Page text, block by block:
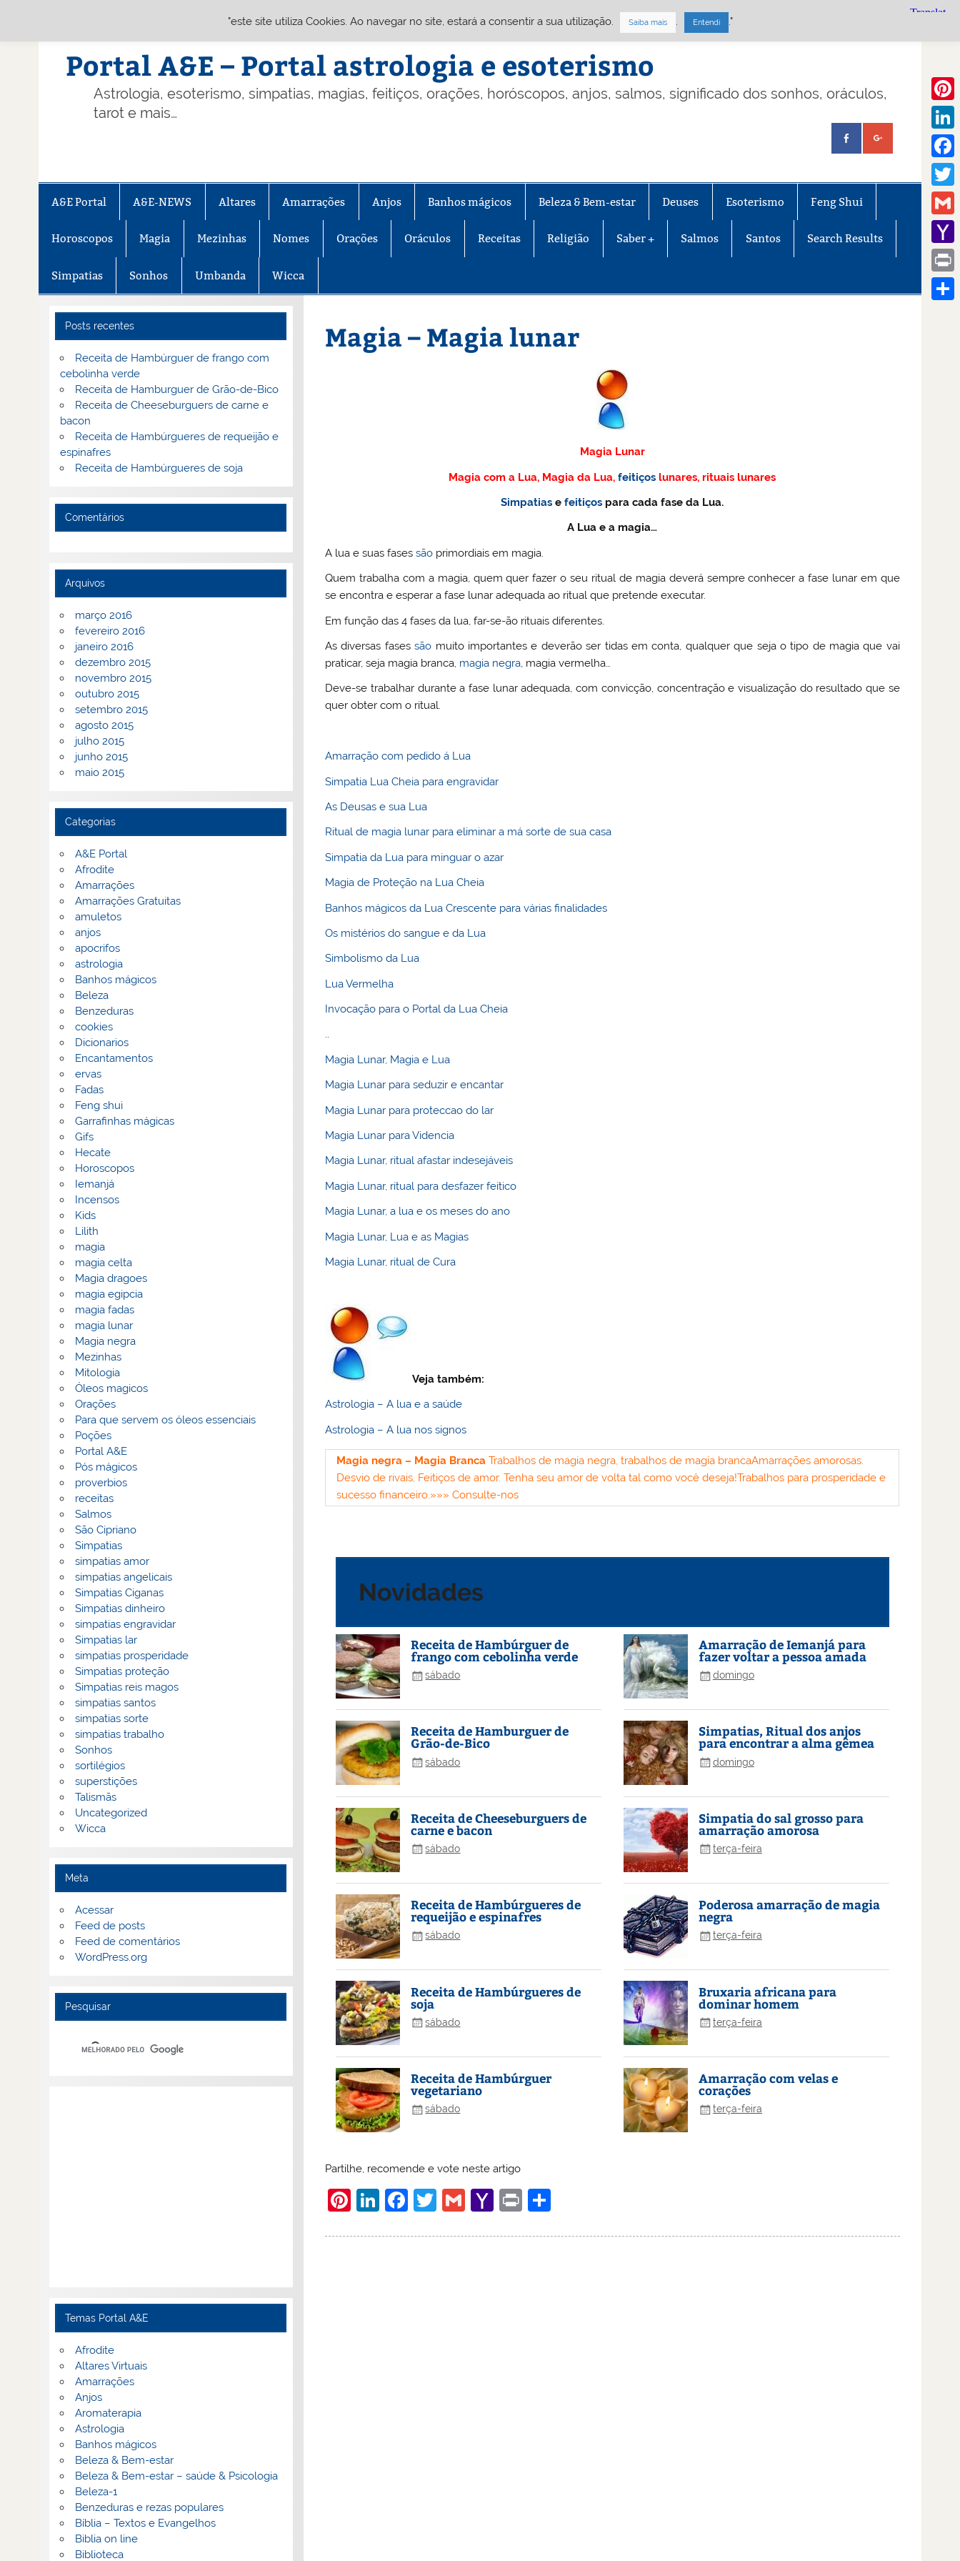
Portal A&E – Portal astrologia e esoterismo
Astrologia, esoterismo, simpatias, magias, feitiços, orações, horóscopos, anjos, salmos, significado dos sonhos, oráculos,
tarot e mais…
A&E Portal A&E-NEWS Altares Amarrações Anjos Banhos mágicos Beleza & Bem-estar Deuses Esoterismo Feng Shui
Horoscopos Magia Mezinhas Nomes Orações Oráculos Receitas Religião Saber + Salmos Santos Search Results
Simpatias Sonhos Umbanda Wicca
Magia – Magia lunar
Magia Lunar
Magia com a Lua, Magia da Lua,feitiços lunares, rituais lunares
Simpatias efeitiços para cada fase da Lua.
A Lua e a magia…
A lua e suas fasessão primordiais em magia.
Quem trabalha com a magia, quem quer fazer o seu ritual de magia deverá sempre conhecer a fase lunar em que
se encontra e esperar a fase lunar adequada ao ritual que pretende executar.
Em função das 4 fases da lua, far-se-ão rituais diferentes.
As diversas fasessão muito importantes e deverão ser tidas em conta, qualquer que seja o tipo de magia que vai
praticar, seja magia branca, magia negra, magia vermelha…
Deve-se trabalhar durante a fase lunar adequada, com convicção, concentração e visualização do resultado que se
quer obter com o ritual.
Amarração com pedido á Lua
Simpatia Lua Cheia para engravidar
As Deusas e sua Lua
Ritual de magia lunar para eliminar a má sorte de sua casa
Simpatia da Lua para minguar o azar
Magia de Proteção na Lua Cheia
Banhos mágicos da Lua Crescente para várias finalidades
Os mistérios do sangue e da Lua
Simbolismo da Lua
Lua Vermelha
Invocação para o Portal da Lua Cheia
..
Magia Lunar, Magia e Lua
Magia Lunar para seduzir e encantar
Magia Lunar para proteccao do lar
Magia Lunar para Videncia
Magia Lunar, ritual afastar indesejáveis
Magia Lunar, ritual para desfazer feitico
Magia Lunar, a lua e os meses do ano
Magia Lunar, Lua e as Magias
Magia Lunar, ritual de Cura
Veja também:
Astrologia – A lua e a saúde
Astrologia – A lua nos signos
Magia negra – Magia BrancaTrabalhos de magia negra, trabalhos de magia brancaAmarrações amorosas.
Desvio de rivais, Feitiços de amor. Tenha seu amor de volta tal como você deseja!Trabalhos para prosperidade e
sucesso financeiro.»»» Consulte-nos
Novidades
Receita de Hambúrguer de
frango com cebolinha verde
sábado
Receita de Hamburguer de
Grão-de-Bico
sábado
Receita de Cheeseburguers de
carne e bacon
sábado
Receita de Hambúrgueres de
requeijão e espinafres
sábado
Receita de Hambúrgueres de
soja
sábado
Receita de Hambúrguer
vegetariano
sábado
Amarração de Iemanjá para
fazer voltar a pessoa amada
domingo
Simpatias, Ritual dos anjos
para encontrar a alma gêmea
domingo
Simpatia do sal grosso para
amarração amorosa
terça-feira
Poderosa amarração de magia
negra
terça-feira
Bruxaria africana para
dominar homem
terça-feira
Amarração com velas e
corações
terça-feira
Partilhe, recomende e vote neste artigo
Pi
er
Li
k
F
c
T
itt
G
ai
Y
h
Pr
t
ar
Posts recentes
Receita de Hambúrguer de frango com
cebolinha verde
Receita de Hamburguer de Grão-de-Bico
Receita de Cheeseburguers de carne e
bacon
Receita de Hambúrgueres de requeijão e
espinafres
Receita de Hambúrgueres de soja
Comentários
Arquivos
março 2016
fevereiro 2016
janeiro 2016
dezembro 2015
novembro 2015
outubro 2015
setembro 2015
agosto 2015
julho 2015
junho 2015
maio 2015
Categorias
A&E Portal
Afrodite
Amarrações
Amarrações Gratuitas
amuletos
anjos
apocrifos
astrologia
Banhos mágicos
Beleza
Benzeduras
cookies
Dicionarios
Encantamentos
ervas
Fadas
Feng shui
Garrafinhas mágicas
Gifs
Hecate
Horoscopos
Iemanjá
Incensos
Kids
Lilith
magia
magia celta
Magia dragoes
magia egipcia
magia fadas
magia lunar
Magia negra
Mezinhas
Mitologia
Óleos magicos
Orações
Para que servem os óleos essenciais
Poções
Portal A&E
Pós mágicos
proverbios
receitas
Salmos
São Cipriano
Simpatias
simpatias amor
simpatias angelicais
Simpatias Ciganas
Simpatias dinheiro
simpatias engravidar
Simpatias lar
simpatias prosperidade
Simpatias proteção
Simpatias reis magos
simpatias santos
simpatias sorte
simpatias trabalho
Sonhos
sortilégios
superstições
Talismãs
Uncategorized
Wicca
Meta
Acessar
Feed de posts
Feed de comentários
WordPress.org
Pesquisar
Temas Portal A&E
Afrodite
Altares Virtuais
Amarrações
Anjos
Aromaterapia
Astrologia
Banhos mágicos
Beleza & Bem-estar
Beleza & Bem-estar – saúde & Psicologia
Beleza-1
Benzeduras e rezas populares
Bíblia – Textos e Evangelhos
Biblia on line
Biblioteca
Gmail
Mail
Print
"este site utiliza Cookies. Ao navegar no site, estará a consentir a sua utilização. Saiba mais . Entendi ."